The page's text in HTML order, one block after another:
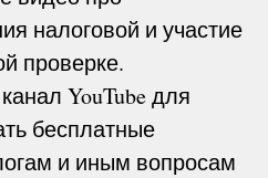
налоговой и участие
проверке.
YouTube для
бесплатные
и иным вопросам